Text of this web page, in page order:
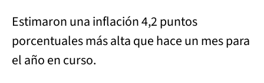
Estimaron una inflación 4,2 puntos
porcentuales más alta que hace un mes para
el año en curso.